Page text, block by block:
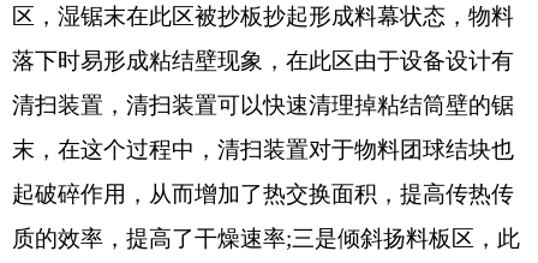
区，湿锯末在此区被抄板抄起形成料幕状态，物料
落下时易形成粘结壁现象，在此区由于设备设计有
清扫装置，清扫装置可以快速清理掉粘结筒壁的锯
末，在这个过程中，清扫装置对于物料团球结块也
起破碎作用，从而增加了热交换面积，提高传热传
质的效率，提高了干燥速率;三是倾斜扬料板区，此